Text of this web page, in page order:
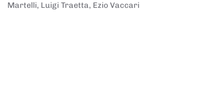
Martelli, Luigi Traetta, Ezio Vaccari